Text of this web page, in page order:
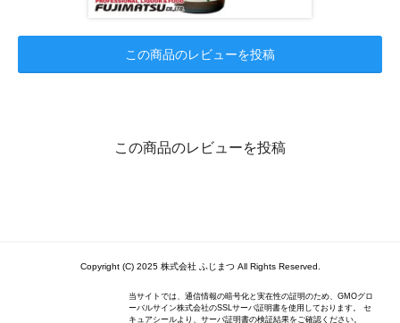
この商品のレビューを投稿
この商品のレビューを投稿
Copyright (C) 2025 株式会社 ふじまつ All Rights Reserved.
当サイトでは、通信情報の暗号化と実在性の証明のため、GMOグロ
ーバルサイン株式会社のSSLサーバ証明書を使用しております。 セ
キュアシールより、サーバ証明書の検証結果をご確認ください。